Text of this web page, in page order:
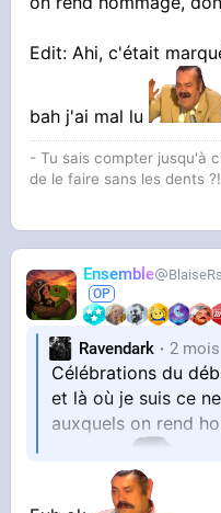
Edit: Ahi, c'était
bah j'ai mal lu
- Tu sais compter jusqu'à
de le faire sans les dents ?!
Ensemble
Ravendark 2 mois
Célébrations du
et là où je suis ce
auxquels on rend